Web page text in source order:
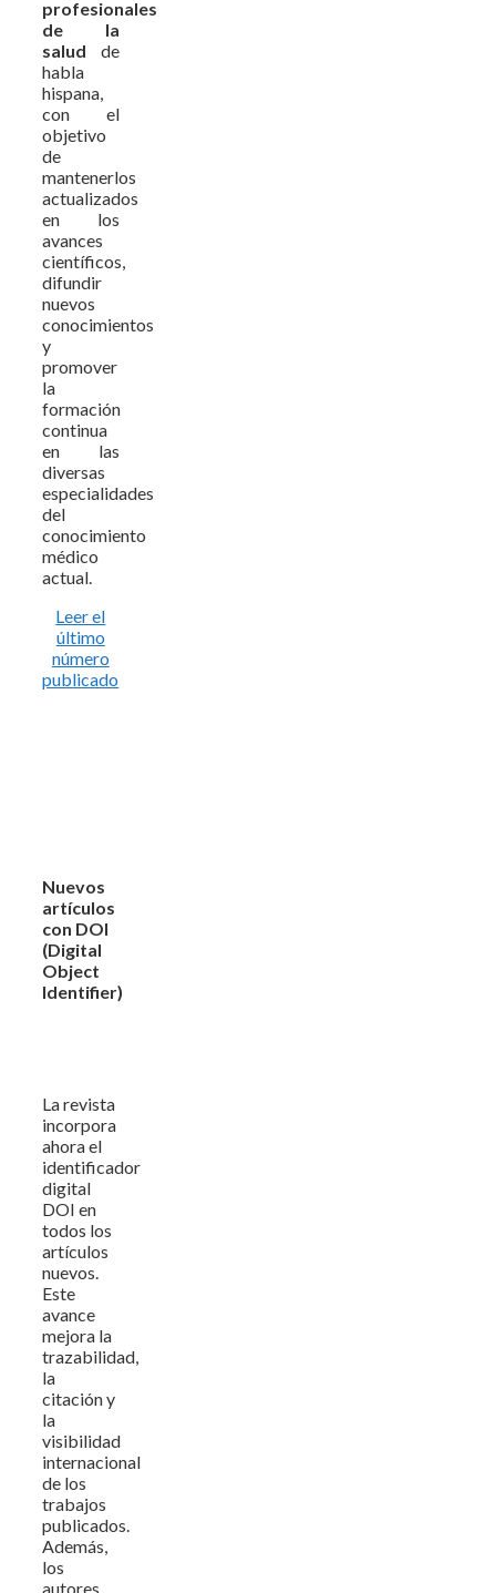
profesionales
de la
salud de
habla
hispana,
con el
objetivo
de
mantenerlos
actualizados
en los
avances
científicos,
difundir
nuevos
conocimientos
y
promover
la
formación
continua
en las
diversas
especialidades
del
conocimiento
médico
actual.
Leer el
último
número
publicado
Nuevos
artículos
con DOI
(Digital
Object
Identifier)
La revista
incorpora
ahora el
identificador
digital
DOI en
todos los
artículos
nuevos.
Este
avance
mejora la
trazabilidad,
la
citación y
la
visibilidad
internacional
de los
trabajos
publicados.
Además,
los
autores